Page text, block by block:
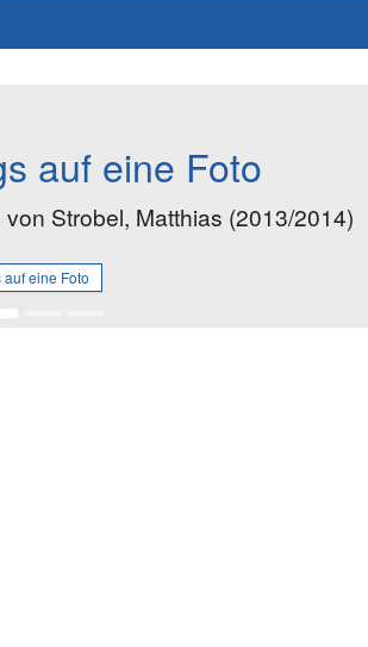
auf eine Foto
Strobel, Matthias (2013/2014)
eine Foto